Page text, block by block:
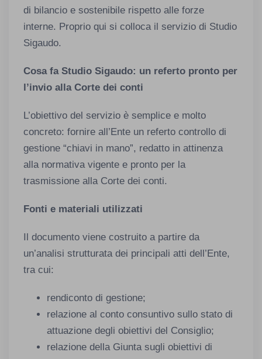
di bilancio e sostenibile rispetto alle forze
interne. Proprio qui si colloca il servizio di Studio
Sigaudo.
Cosa fa Studio Sigaudo: un referto pronto per
l’invio alla Corte dei conti
L’obiettivo del servizio è semplice e molto
concreto: fornire all’Ente un referto controllo di
gestione “chiavi in mano”, redatto in attinenza
alla normativa vigente e pronto per la
trasmissione alla Corte dei conti.
Fonti e materiali utilizzati
Il documento viene costruito a partire da
un’analisi strutturata dei principali atti dell’Ente,
tra cui:
rendiconto di gestione;
relazione al conto consuntivo sullo stato di
attuazione degli obiettivi del Consiglio;
relazione della Giunta sugli obiettivi di